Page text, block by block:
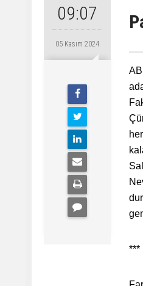
09:07
05 Kasım 2024
***